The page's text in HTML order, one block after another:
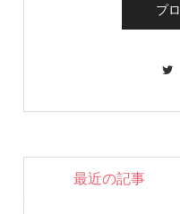
プ
最近の記事